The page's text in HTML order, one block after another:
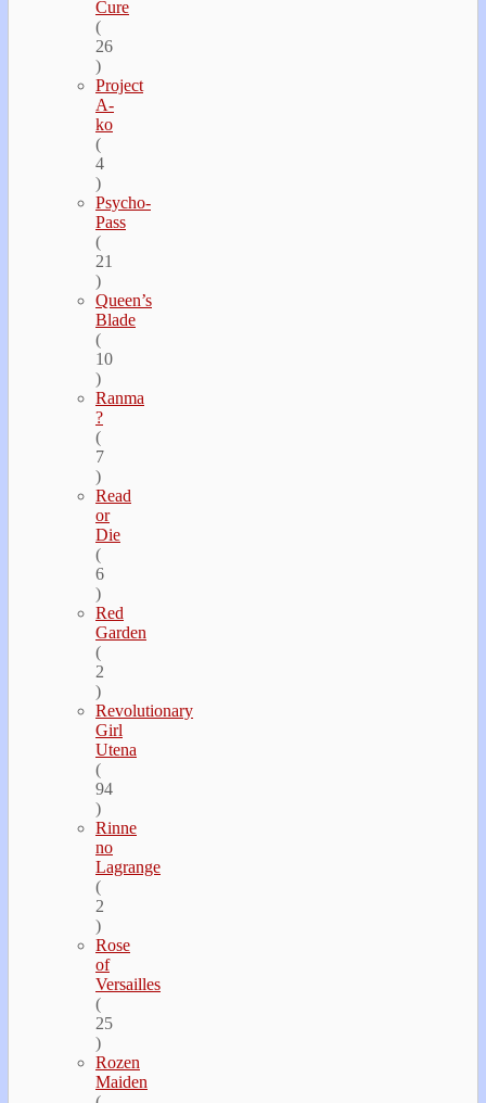
Cure
(
26
)
Project
A-
ko
(
4
)
Psycho-
Pass
(
21
)
Queen’s
Blade
(
10
)
Ranma
?
(
7
)
Read
or
Die
(
6
)
Red
Garden
(
2
)
Revolutionary
Girl
Utena
(
94
)
Rinne
no
Lagrange
(
2
)
Rose
of
Versailles
(
25
)
Rozen
Maiden